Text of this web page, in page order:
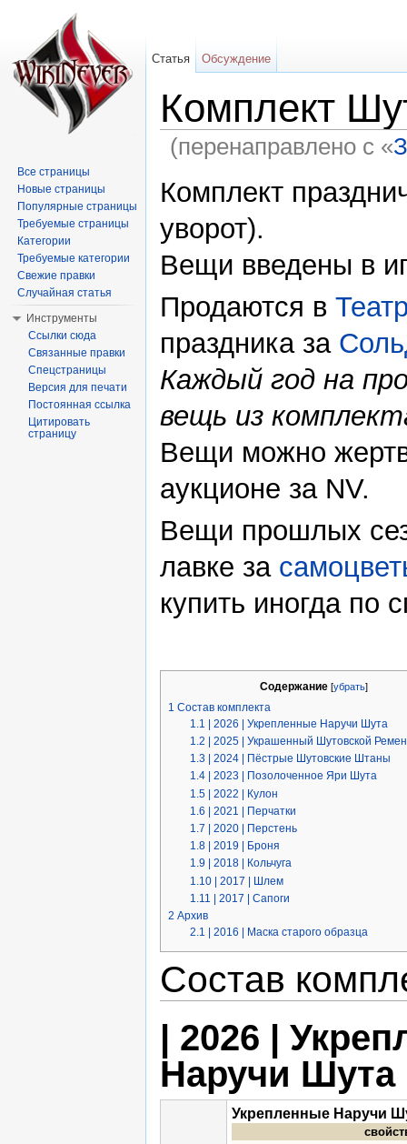
Комплект
(перенаправлено с «
Комплект
уворот).
Вещи введены в
Продаются в
праздника за
Каждый год на
вещь из
Вещи можно
аукционе за NV.
Вещи прошлых
лавке за
купить иногда по
Содержание[убрать]
1 Состав комплекта
1.1 | 2026 | Укрепленные Наручи Шута
1.2
| 2025 | Украшенный Шутовской
1.3
| 2024 | Пёстрые Шутовские Штаны
1.4
| 2023 | Позолоченное Яри Шута
1.5 | 2022 | Кулон
1.6 | 2021 | Перчатки
1.7
| 2020 | Перстень
1.8
| 2019 | Броня
1.9
| 2018 | Кольчуга
1.10 | 2017 | Шлем
1.11 | 2017 | Сапоги
2 Архив
2.1
| 2016 | Маска старого образца
Состав
| 2026 |
Наручи Шута
Укрепленные Наручи
Статья Обсуждение
Все страницы
Новые страницы
Популярные страницы
Требуемые страницы
Категории
Требуемые категории
Свежие правки
Случайная статья
Инструменты
Ссылки сюда
Связанные правки
Спецстраницы
Версия для печати
Постоянная ссылка
Цитировать
страницу